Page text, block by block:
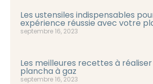
Les ustensiles indispensables
expérience réussie avec votre
septembre 16, 2023
Les meilleures recettes à
plancha à gaz
septembre 16, 2023